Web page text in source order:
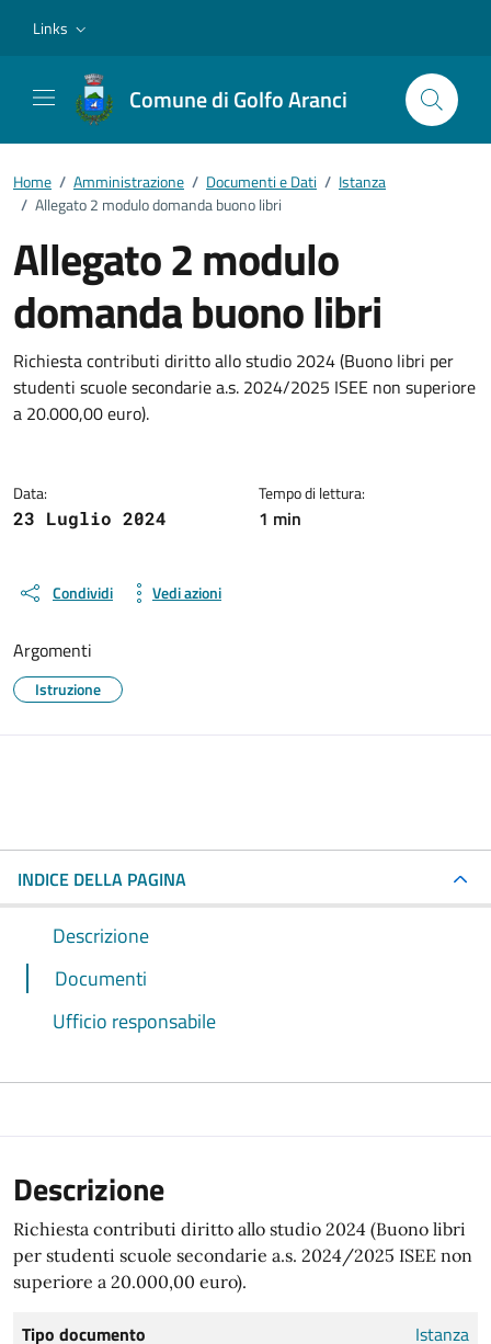
Links
Comune di Golfo Aranci
Home / Amministrazione / Documenti e Dati / Istanza
/ Allegato 2 modulo domanda buono libri
Allegato 2 modulo
domanda buono libri
Dettagli del documento
Richiesta contributi diritto allo studio 2024 (Buono libri per
studenti scuole secondarie a.s. 2024/2025 ISEE non superiore
a 20.000,00 euro).
Data:
23 Luglio 2024
Tempo di lettura:
1 min
Condividi Vedi azioni
Argomenti
Istruzione
INDICE DELLA PAGINA
Descrizione
Documenti
Ufficio responsabile
Descrizione
Richiesta contributi diritto allo studio 2024 (Buono libri
per studenti scuole secondarie a.s. 2024/2025 ISEE non
superiore a 20.000,00 euro).
Tipo documento
Istanza